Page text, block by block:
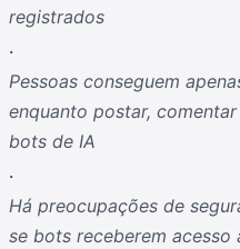
registrados
.
Pessoas conseguem
enquanto postar,
bots de IA
.
Há preocupações de
se bots receberem acesso